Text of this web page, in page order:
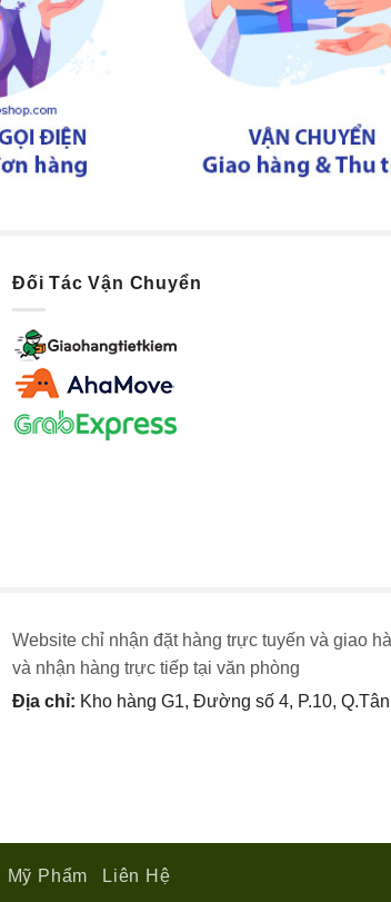
Đối Tác Vận Chuyển
Website chỉ nhận đặt hàng trực tuyến và giao
và nhận hàng trực tiếp tại văn phòng
Địa chỉ: Kho hàng G1, Đường số 4, P.10,
Mỹ Phẩm
Liên Hệ